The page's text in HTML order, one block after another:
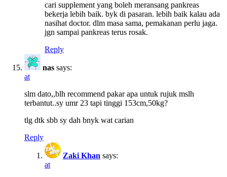
cari supplement yang boleh meransang pankreas
bekerja lebih baik. byk di pasaran. lebih baik kalau ada
nasihat doctor. dlm masa sama, pemakanan perlu jaga.
jgn sampai pankreas terus rosak.
Reply
nas says:
at
slm dato,,blh recommend pakar apa untuk rujuk mslh
terbantut..sy umr 23 tapi tinggi 153cm,50kg?
tlg dtk sbb sy dah bnyk wat carian
Reply
Zaki Khan says:
at